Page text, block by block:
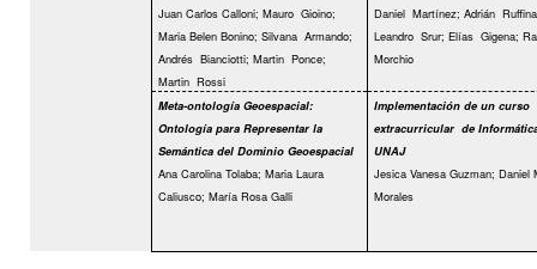
Juan Carlos Calloni; Mauro Gioino;
Maria Belen Bonino; Silvana Armando;
Andrés Bianciotti; Martin Ponce;
Martin Rossi
Daniel Martínez; Adrián
Leandro Srur; Elías Gigena;
Morchio
Meta-ontología Geoespacial:
Ontología para Representar la
Semántica del Dominio Geoespacial
Ana Carolina Tolaba; Maria Laura
Caliusco; María Rosa Galli
Implementación de un curso
extracurricular de
UNAJ
Jesica Vanesa Guzman; Daniel
Morales